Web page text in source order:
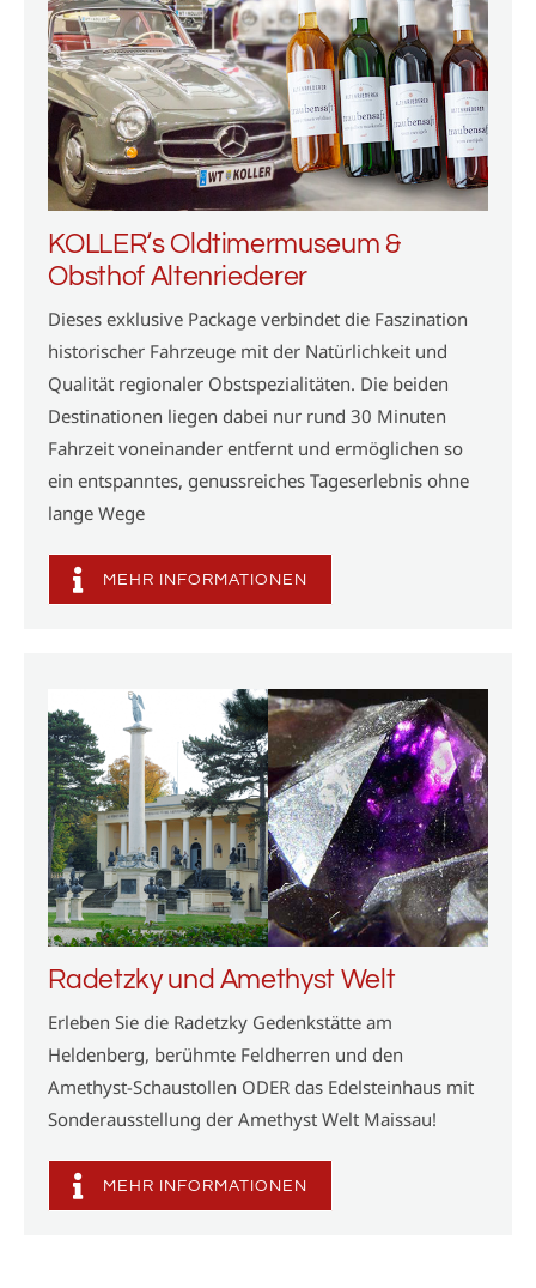
KOLLER‘s Oldtimermuseum &
Obsthof Altenriederer
Dieses exklusive Package verbindet die Faszination
historischer Fahrzeuge mit der Natürlichkeit und
Qualität regionaler Obstspezialitäten. Die beiden
Destinationen liegen dabei nur rund 30 Minuten
Fahrzeit voneinander entfernt und ermöglichen so
ein entspanntes, genussreiches Tageserlebnis ohne
lange Wege
MEHR INFORMATIONEN
Radetzky und Amethyst Welt
Erleben Sie die Radetzky Gedenkstätte am
Heldenberg, berühmte Feldherren und den
Amethyst-Schaustollen ODER das Edelsteinhaus mit
Sonderausstellung der Amethyst Welt Maissau!
MEHR INFORMATIONEN